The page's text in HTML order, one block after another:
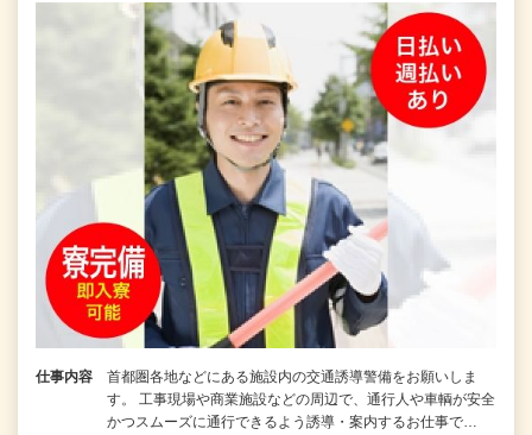
仕事内容
首都圏各地などにある施設内の交通誘導警備をお願いしま
す。 工事現場や商業施設などの周辺で、通行人や車輌が安全
かつスムーズに通行できるよう誘導・案内するお仕事で…